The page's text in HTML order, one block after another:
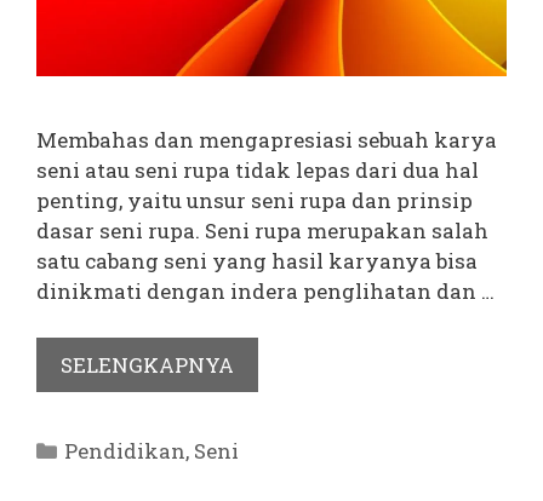
Membahas dan mengapresiasi sebuah karya
seni atau seni rupa tidak lepas dari dua hal
penting, yaitu unsur seni rupa dan prinsip
dasar seni rupa. Seni rupa merupakan salah
satu cabang seni yang hasil karyanya bisa
dinikmati dengan indera penglihatan dan …
SELENGKAPNYA
Kategori
Pendidikan, Seni